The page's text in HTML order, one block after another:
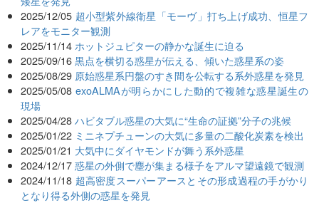
2025/12/05 超小型紫外線衛星「モーヴ」打ち上げ成功、恒星フ
レアをモニター観測
2025/11/14 ホットジュピターの静かな誕生に迫る
2025/09/16 黒点を横切る惑星が伝える、傾いた惑星系の姿
2025/08/29 原始惑星系円盤のすき間を公転する系外惑星を発見
2025/05/08 exoALMAが明らかにした動的で複雑な惑星誕生の
現場
2025/04/28 ハビタブル惑星の大気に“生命の証拠”分子の兆候
2025/01/22 ミニネプチューンの大気に多量の二酸化炭素を検出
2025/01/21 大気中にダイヤモンドが舞う系外惑星
2024/12/17 惑星の外側で塵が集まる様子をアルマ望遠鏡で観測
2024/11/18 超高密度スーパーアースとその形成過程の手がかり
となり得る外側の惑星を発見